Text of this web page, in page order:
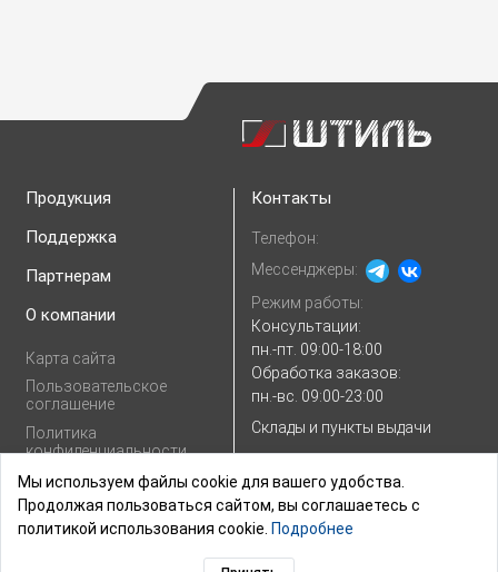
Продукция
Поддержка
Партнерам
О компании
Карта сайта
Пользовательское
соглашение
Политика
конфиденциальности
Согласие на
обработку
персональных
данных
Контакты
Телефон:
Мессенджеры:
Режим работы:
Консультации:
пн.-пт. 09:00-18:00
Обработка заказов:
пн.-вс. 09:00-23:00
Склады и пункты выдачи
Мы используем файлы cookie для вашего удобства.
Продолжая пользоваться сайтом, вы соглашаетесь с
политикой использования cookie. Подробнее